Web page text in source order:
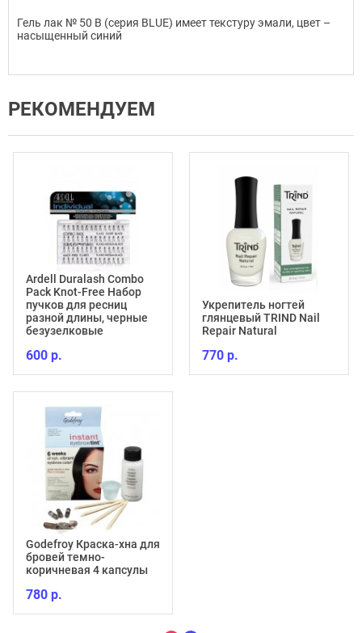
Гель лак № 50 B (серия BLUE) имеет текстуру эмали, цвет –
насыщенный синий
РЕКОМЕНДУЕМ
Ardell Duralash Combo
Pack Knot-Free Набор
пучков для ресниц
разной длины, черные
безузелковые
600 р.
Godefroy Краска-хна для
бровей темно-
коричневая 4 капсулы
780 р.
Укрепитель ногтей
глянцевый TRIND Nail
Repair Natural
770 р.